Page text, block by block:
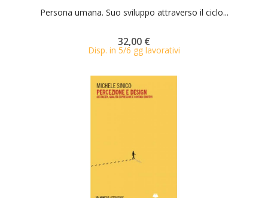
Persona umana. Suo sviluppo attraverso il ciclo...
32,00 €
Disp. in 5/6 gg lavorativi